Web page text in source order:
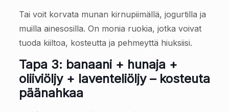
Tai voit korvata munan kirnupiimällä, jogurtilla ja
muilla ainesosilla. On monia ruokia, jotka voivat
tuoda kiiltoa, kosteutta ja pehmeyttä hiuksiisi.
Tapa 3: banaani + hunaja +
oliiviöljy + laventeliöljy – kosteuta
päänahkaa